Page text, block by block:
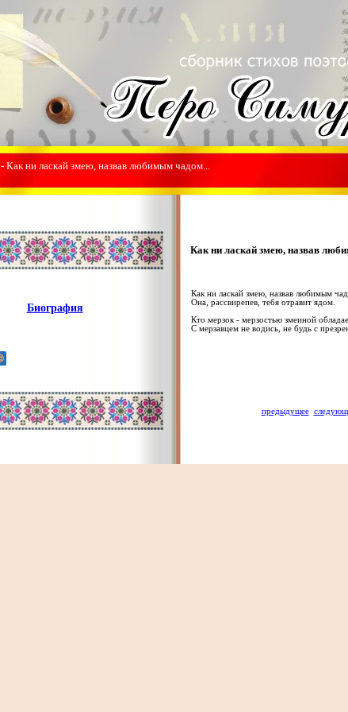
- Как ни ласкай змею, назвав любимым чадом...
Как ни ласкай змею, назвав
Биография
Как ни ласкай змею, назвав любимым
Она, рассвирепев, тебя отравит ядом.
Кто мерзок - мерзостью змеиной
С мерзавцем не водись, не будь с
предыдущее